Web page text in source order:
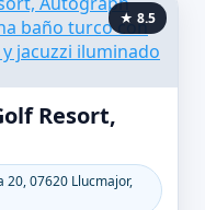
★ 8.5
Resort,
20, 07620 Llucmajor,